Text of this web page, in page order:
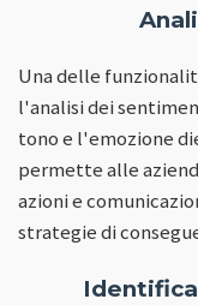
Una delle
l'analisi dei
tono e l'emozione
permette alle
azioni e
strategie di